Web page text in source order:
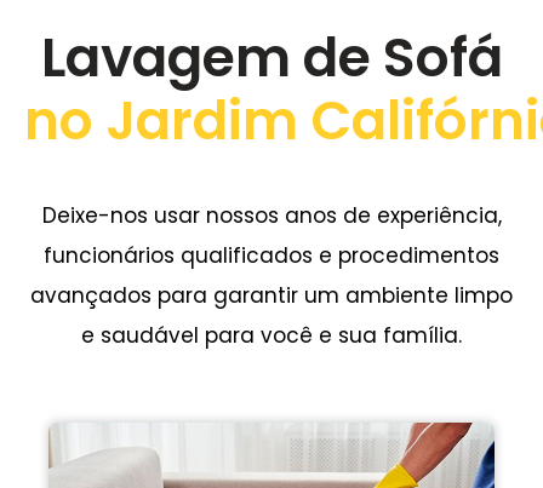
Lavagem de Sofá
no Jardim
Deixe-nos usar nossos anos de experiência,
funcionários qualificados e procedimentos
avançados para garantir um ambiente limpo
e saudável para você e sua família.